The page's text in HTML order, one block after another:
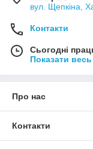
вул. Щепкіна,
Контакти
Сьогодні
Показати
Про нас
Контакти